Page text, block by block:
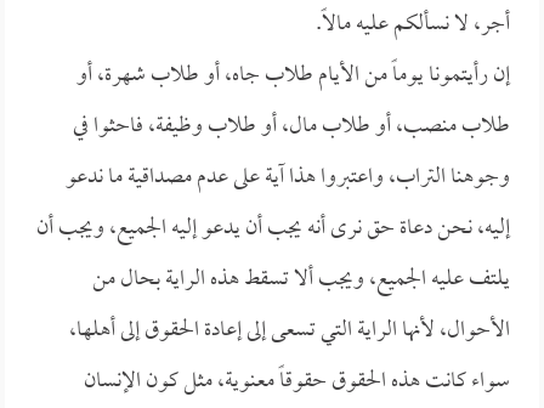
أجر، لا نسألكم عليه مالاً.
إن رأيتمونا يوماً من الأيام طلاب جاه، أو طلاب شهرة، أو
طلاب منصب، أو طلاب مال، أو طلاب وظيفة، فاحثوا في
وجوهنا التراب، واعتبروا هذا آية على عدم مصداقية ما ندعو
إليه، نحن دعاة حق نرى أنه يجب أن يدعو إليه الجميع، ويجب أن
يلتف عليه الجميع، ويجب ألا تسقط هذه الراية بحال من
الأحوال، لأنها الراية التي تسعى إلى إعادة الحقوق إلى أهلها،
سواء كانت هذه الحقوق حقوقاً معنوية، مثل كون الإنسان